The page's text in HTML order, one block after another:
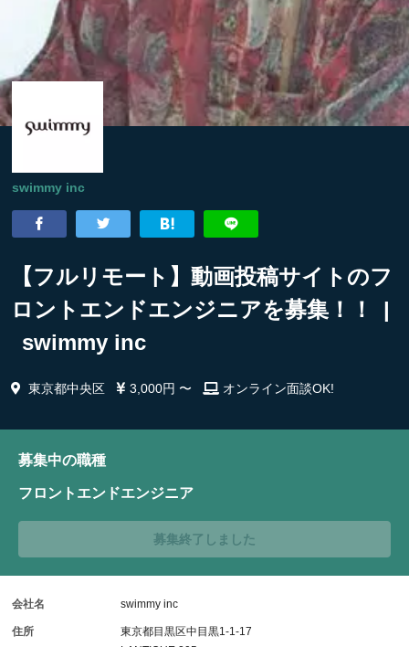
swimmy inc
【フルリモート】動画投稿サイトのフ
ロントエンドエンジニアを募集！！ |
swimmy inc
東京都中央区 3,000円 〜 オンライン面談OK!
募集中の職種
フロントエンドエンジニア
募集終了しました
会社名 swimmy inc
住所
東京都目黒区中目黒1-1-17